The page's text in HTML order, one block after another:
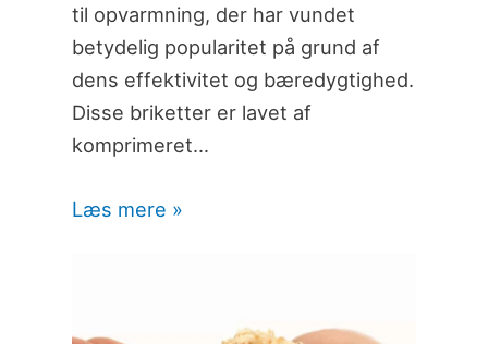
til opvarmning, der har vundet
betydelig popularitet på grund af
dens effektivitet og bæredygtighed.
Disse briketter er lavet af
komprimeret…
Læs mere »